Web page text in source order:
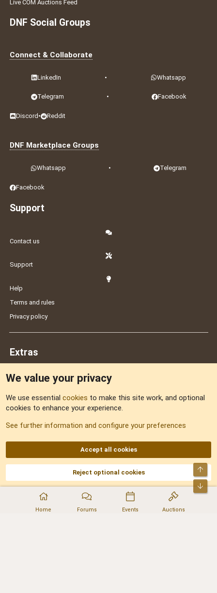
Home Forums Events Auctions
Live COM Auctions Feed
DNF Social Groups
Connect & Collaborate
LinkedIn • Whatsapp
Telegram • Facebook
Discord • Reddit
DNF Marketplace Groups
Whatsapp • Telegram
Facebook
Support
Contact us
Support
Help
Terms and rules
Privacy policy
Extras
Sitemap
AKA DNF ©2001-2026 | Managed byNo Stress Limited
Part of:Domain Summit,Acorn Domains,ConsultDomain,IBF.lv,ForumNDD,
Domainforum.ro,27.be,NamesLot,Hostmaria
We value your privacy
We use essential cookies to make this site work, and optional
cookies to enhance your experience.
See further information and configure your preferences
Accept all cookies
Reject optional cookies